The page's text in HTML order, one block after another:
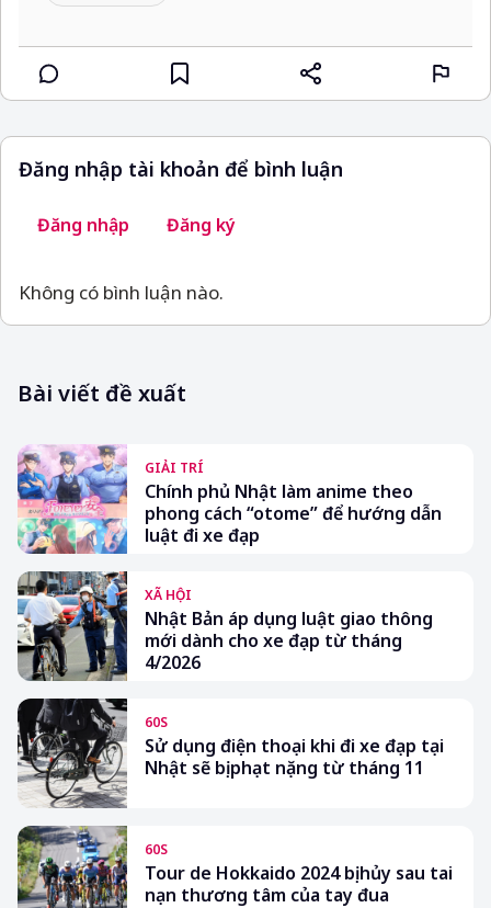
Đăng nhập tài khoản để bình luận
Đăng nhập Đăng ký
Không có bình luận nào.
Bài viết đề xuất
GIẢI TRÍ
Chính phủ Nhật làm anime theo
phong cách “otome” để hướng dẫn
luật đi xe đạp
XÃ HỘI
Nhật Bản áp dụng luật giao thông
mới dành cho xe đạp từ tháng
4/2026
60S
Sử dụng điện thoại khi đi xe đạp tại
Nhật sẽ bị phạt nặng từ tháng 11
60S
Tour de Hokkaido 2024 bị hủy sau tai
nạn thương tâm của tay đua